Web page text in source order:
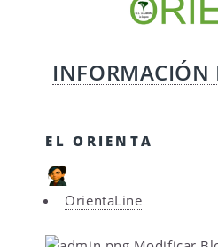
EL ORIENTA
OrientaLine